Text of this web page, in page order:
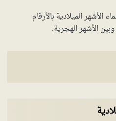
الميلادية بالأرقام
الأشهر الهجرية.